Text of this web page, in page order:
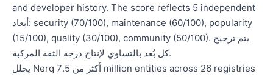
and developer history. The score reflects 5 independent
أبعاد: security (70/100), maintenance (60/100), popularity
(15/100), quality (30/100), community (50/100). يتم ترجيح
كل بُعد بالتساوي لإنتاج درجة الثقة المركبة.
يحلل Nerq أكثر من 7.5 million entities across 26 registries